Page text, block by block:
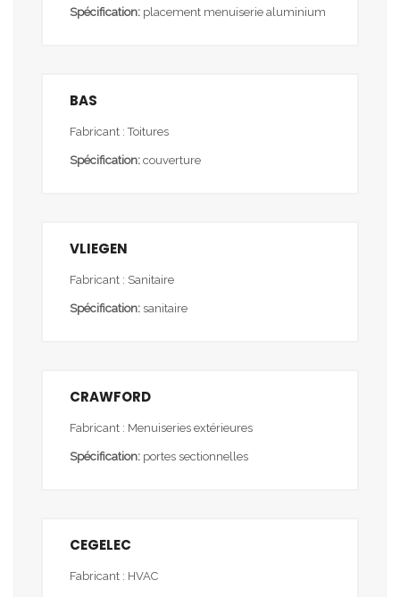
Spécification: placement menuiserie aluminium
BAS
Fabricant : Toitures
Spécification: couverture
VLIEGEN
Fabricant : Sanitaire
Spécification: sanitaire
CRAWFORD
Fabricant : Menuiseries extérieures
Spécification: portes sectionnelles
CEGELEC
Fabricant : HVAC